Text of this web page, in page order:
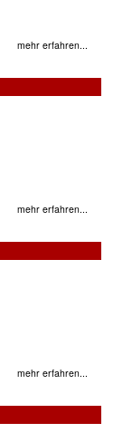
mehr erfahren...
mehr erfahren...
mehr erfahren...